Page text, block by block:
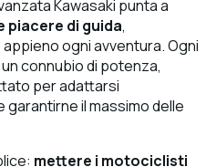
Kawasaki punta a
piacere di guida,
ogni avventura. Ogni
connubio di potenza,
per adattarsi
il massimo delle
mettere i motociclisti